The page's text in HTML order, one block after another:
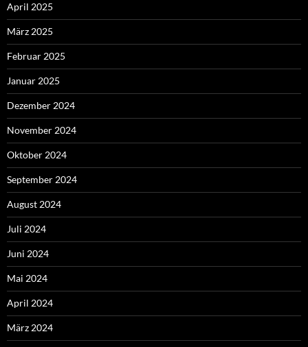
April 2025
März 2025
Februar 2025
Januar 2025
Dezember 2024
November 2024
Oktober 2024
September 2024
August 2024
Juli 2024
Juni 2024
Mai 2024
April 2024
März 2024